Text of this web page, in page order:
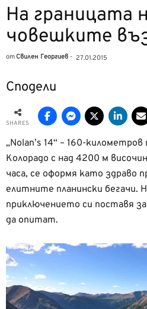
На границата
човешките
отСвилен Георгиев - 27.01.2015
Сподели
SHARES
„Nolan’s 14“ – 160-
Колорадо с над 4200 м
часа, се оформя като здраво
елитните планински бегачи.
приключението си поставя
да опитат.